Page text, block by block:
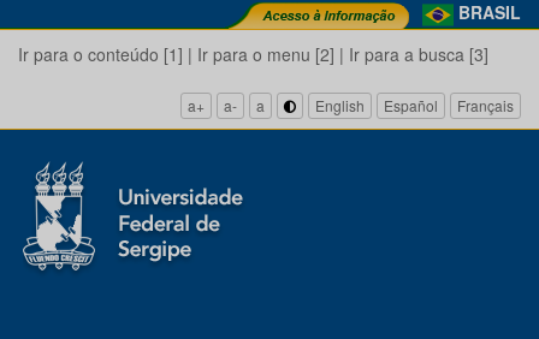
BRASIL
Ir para o conteúdo [1] | Ir para o menu [2] | Ir para a busca [3]
a+ a- a English Español Français